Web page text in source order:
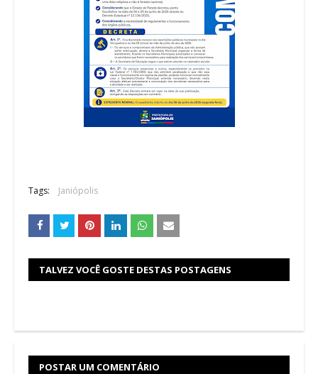
Tags: Janiópolis
TALVEZ VOCÊ GOSTE DESTAS POSTAGENS
POSTAR UM COMENTÁRIO